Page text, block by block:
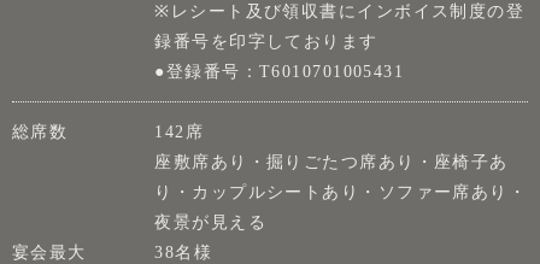
※レシート及び領収書にインボイス制度の登
録番号を印字しております
●登録番号：T6010701005431
総席数
142席
座敷席あり・掘りごたつ席あり・座椅子あ
り・カップルシートあり・ソファー席あり・
夜景が見える
宴会最大
38名様